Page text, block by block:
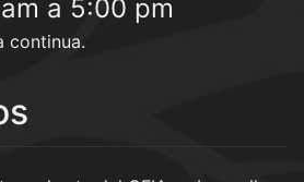
a 5:00 pm
continua.